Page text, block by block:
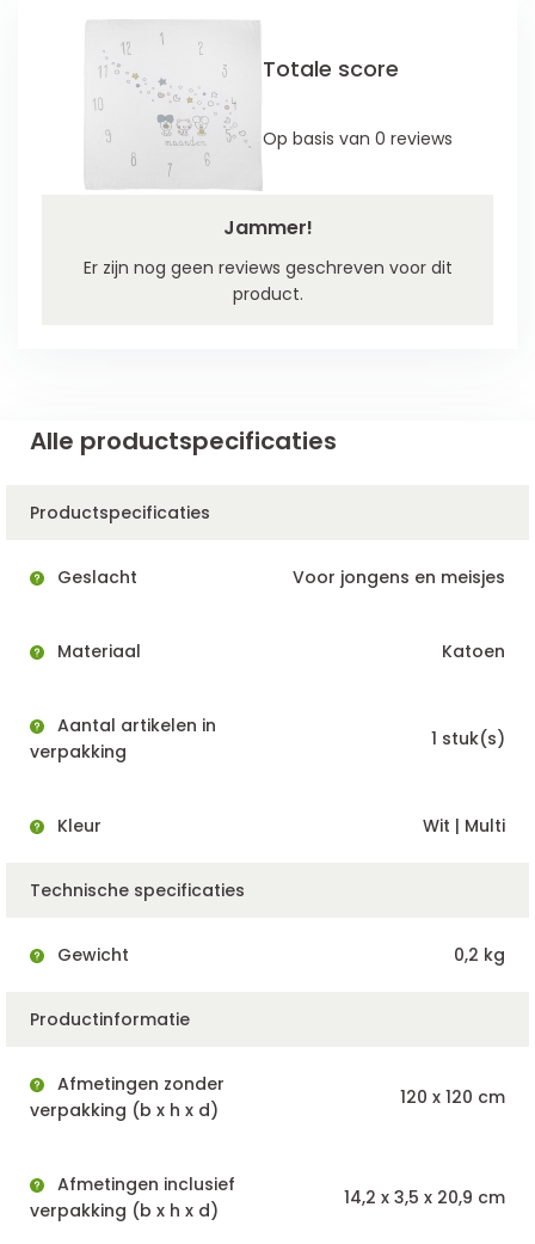
Jammer!
Er zijn nog geen reviews geschreven voor dit
product.
Totale score
Op basis van 0 reviews
Alle productspecificaties
Productspecificaties
Geslacht Voor jongens en meisjes
Materiaal Katoen
Aantal artikelen in
verpakking
1 stuk(s)
Kleur Wit | Multi
Technische specificaties
Gewicht 0,2 kg
Productinformatie
Afmetingen zonder
verpakking (b x h x d)
120 x 120 cm
Afmetingen inclusief
verpakking (b x h x d)
14,2 x 3,5 x 20,9 cm